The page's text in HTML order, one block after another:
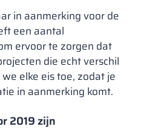
in aanmerking voor de
een aantal
ervoor te zorgen dat
die echt verschil
elke eis toe, zodat je
in aanmerking komt.
2019 zijn